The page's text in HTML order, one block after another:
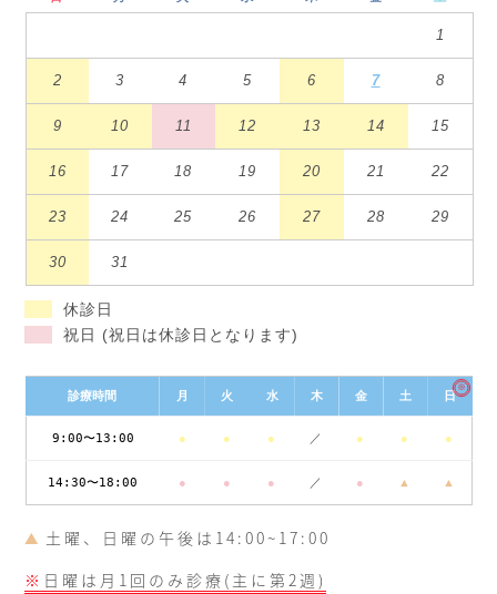
1
2 3 4 5 6 7 8
9 10 11 12 13 14 15
16 17 18 19 20 21 22
23 24 25 26 27 28 29
30 31
休診日
祝日 (祝日は休診日となります)
診療時間 月 火 水 木 金 土 日
※
9:00〜13:00 ● ● ● ／ ● ● ●
14:30〜18:00 ● ● ● ／ ● ▲ ▲
▲ 土曜、日曜の午後は14:00~17:00
※ 日曜は月1回のみ診療(主に第2週)